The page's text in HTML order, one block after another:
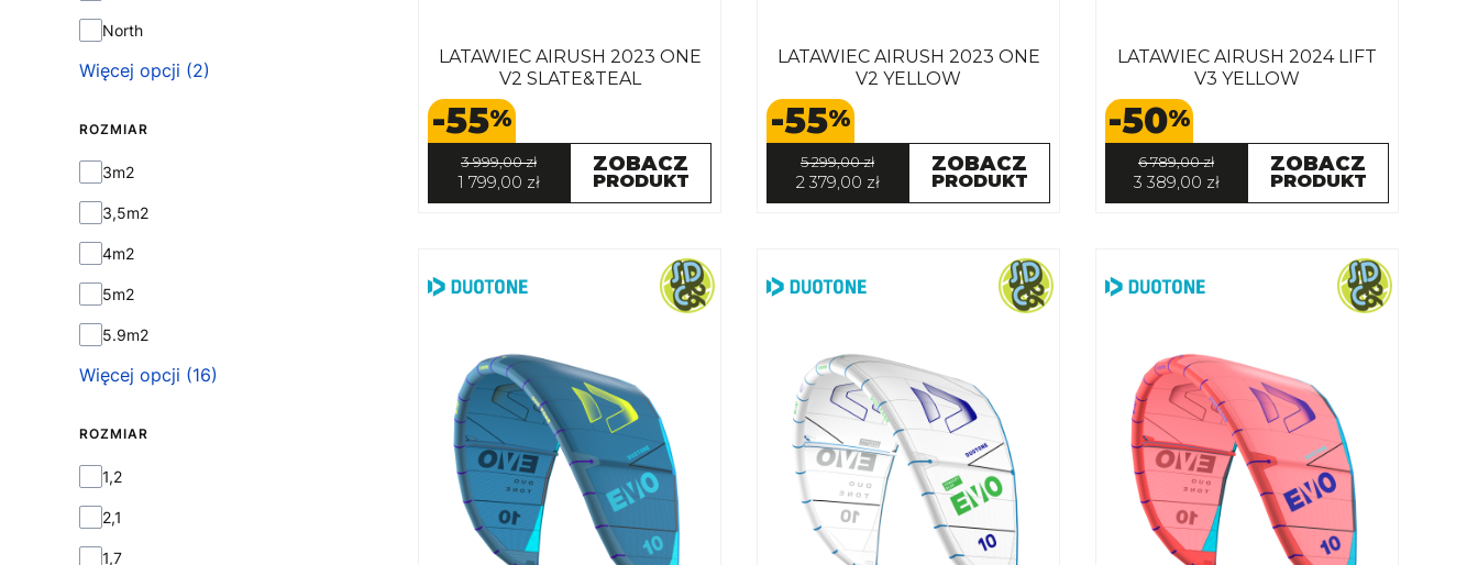
North
Więcej opcji (2)
ROZMIAR
Rozmiar
3m2
3,5m2
4m2
5m2
5.9m2
Więcej opcji (16)
ROZMIAR
Rozmiar
1,2
2,1
1,7
LATAWIEC AIRUSH 2023 ONE
V2 SLATE&TEAL
-55%
3 999,00 zł
1 799,00 zł
ZOBACZ
PRODUKT
LATAWIEC AIRUSH 2023 ONE
V2 YELLOW
-55%
5 299,00 zł
2 379,00 zł
ZOBACZ
PRODUKT
LATAWIEC AIRUSH 2024 LIFT
V3 YELLOW
-50%
6 789,00 zł
3 389,00 zł
ZOBACZ
PRODUKT